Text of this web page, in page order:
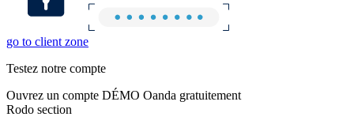
go to client zone
Testez notre compte
Ouvrez un compte DÉMO Oanda gratuitement
Rodo section